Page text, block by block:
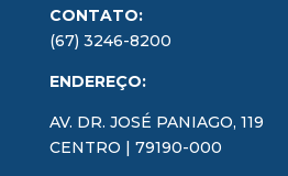
CONTATO:
(67) 3246-8200
ENDEREÇO:
AV. DR. JOSÉ PANIAGO, 119
CENTRO | 79190-000